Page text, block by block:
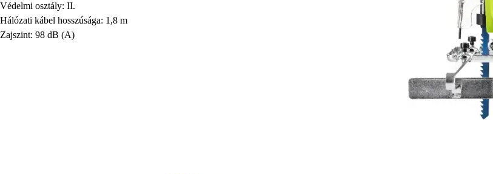
Védelmi osztály: II.
Hálózati kábel hosszúsága: 1,8 m
Zajszint: 98 dB (A)